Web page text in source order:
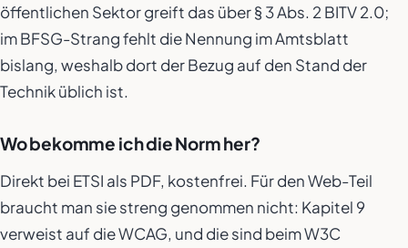
öffentlichen Sektor greift das über § 3 Abs. 2 BITV 2.0;
im BFSG-Strang fehlt die Nennung im Amtsblatt
bislang, weshalb dort der Bezug auf den Stand der
Technik üblich ist.
Wo bekomme ich die Norm her?
Direkt bei ETSI als PDF, kostenfrei. Für den Web-Teil
braucht man sie streng genommen nicht: Kapitel 9
verweist auf die WCAG, und die sind beim W3C